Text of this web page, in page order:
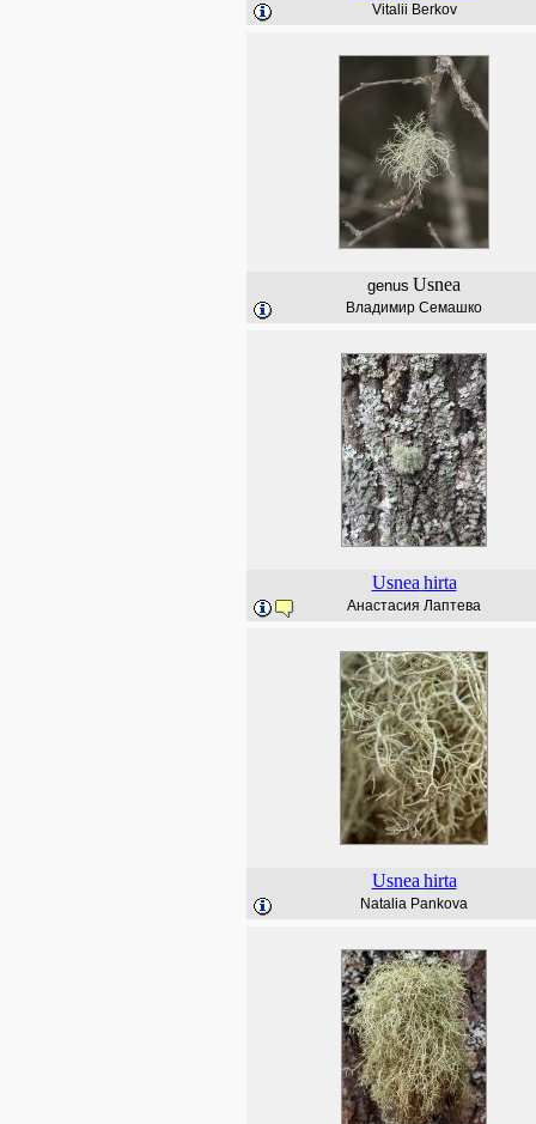
Vitalii Berkov
genus Usnea
Владимир Семашко
Usnea hirta
Анастасия Лаптева
Usnea hirta
Natalia Pankova